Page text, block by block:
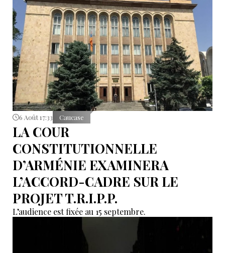
6 Août 17:33 Caucase
LA COUR
CONSTITUTIONNELLE
D’ARMÉNIE EXAMINERA
L’ACCORD-CADRE SUR LE
PROJET T.R.I.P.P.
L’audience est fixée au 15 septembre.